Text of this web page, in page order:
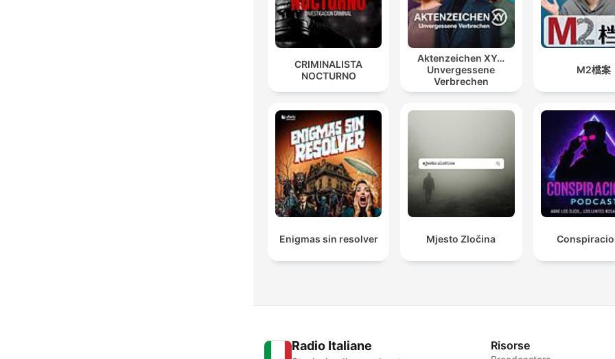
CRIMINALISTA
NOCTURNO
Aktenzeichen XY…
Unvergessene
Verbrechen
M2檔案
Enigmas sin resolver Mjesto Zločina
Radio Italiane Risorse